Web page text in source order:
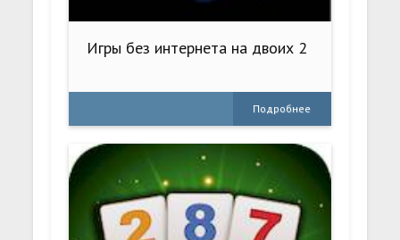
Игры без интернета на двоих 2
Подробнее